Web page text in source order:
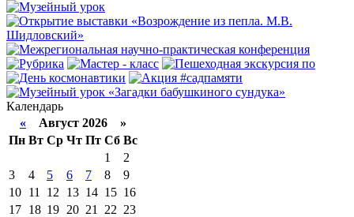
Календарь
« Август 2026 »
Пн Вт Ср Чт Пт Сб Вс
1
2
3
4 5 6 7 8
9
10 11 12 13 14 15 16
17 18 19 20 21 22 23